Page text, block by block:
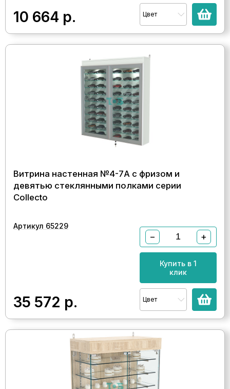
10 664 р. Цвет
Витрина настенная №4-7А с фризом и
девятью стеклянными полками серии
Collecto
Артикул 65229
35 572 р.
− +
Купить в 1
клик
Цвет